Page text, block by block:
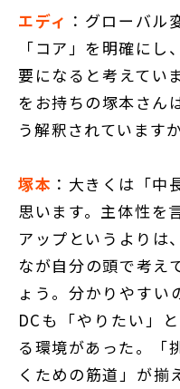
エディ ：グローバル
「コア」を明確に
要になると考えてい
をお持ちの塚本さん
う解釈されていますか
塚本 ：大きくは「中
思います。主体性を
アップというよりは
なが自分の頭で考え
ょう。分かりやすい
DCも「やりたい」
る環境があった。「
くための筋道」が揃